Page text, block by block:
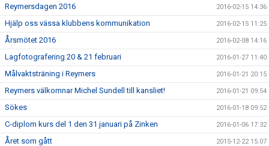
Reymersdagen 2016 2016-02-15 14:36
Hjälp oss vässa klubbens kommunikation 2016-02-15 11:25
Årsmötet 2016 2016-02-08 14:16
Lagfotografering 20 & 21 februari 2016-01-27 11:40
Målvaktsträning i Reymers 2016-01-21 20:15
Reymers välkomnar Michel Sundell till kansliet! 2016-01-21 09:54
Sökes 2016-01-18 09:52
C-diplom kurs del 1 den 31 januari på Zinken 2016-01-06 17:32
Året som gått 2015-12-22 15:07